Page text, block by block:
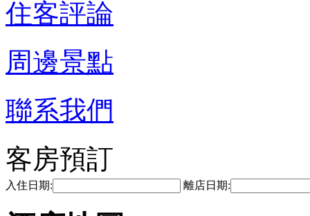
住客評論
周邊景點
聯系我們
客房預訂
入住日期: 離店日期: